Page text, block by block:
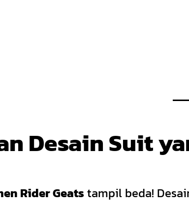
Desain Suit
Rider Geatstampil beda!